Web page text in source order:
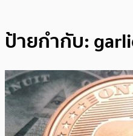
ป้ายกำกับ: